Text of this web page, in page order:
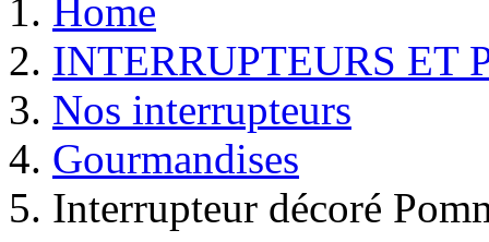
Home
INTERRUPTEURS ET
Nos interrupteurs
Gourmandises
Interrupteur décoré